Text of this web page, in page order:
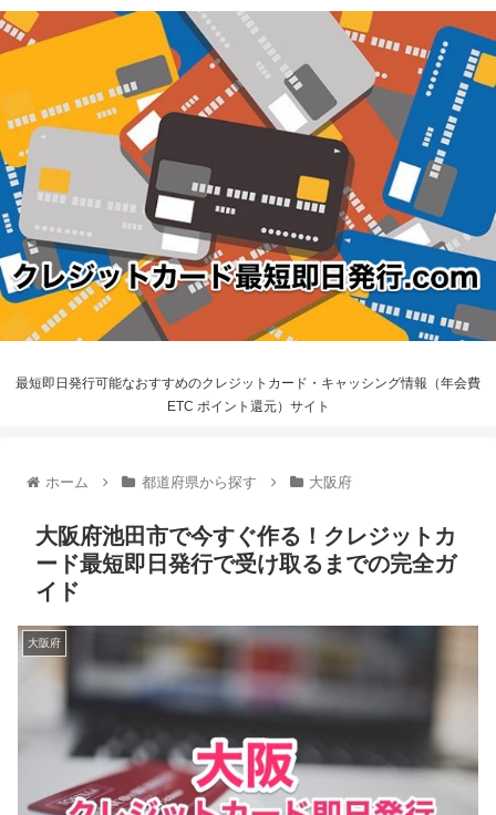
最短即日発行可能なおすすめのクレジットカード・キャッシング情報（年会費
ETC ポイント還元）サイト
ホーム 都道府県から探す 大阪府
大阪府池田市で今すぐ作る！クレジットカ
ード最短即日発行で受け取るまでの完全ガ
イド
大阪府